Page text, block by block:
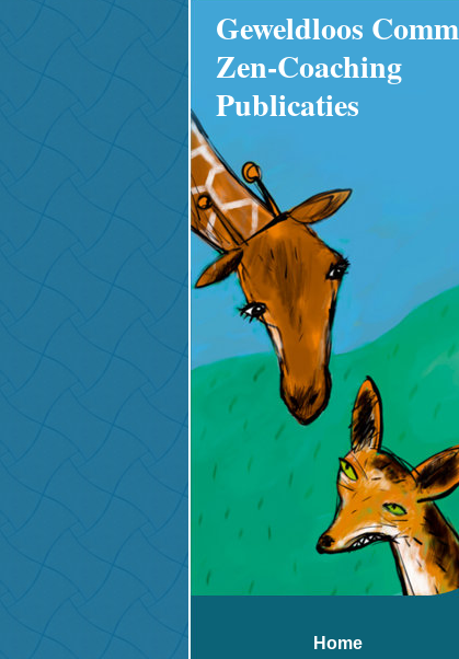
Geweldloos
Zen-Coaching
Publicaties
Home